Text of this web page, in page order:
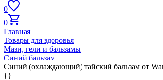
0
0
Главная
Товары для здоровья
Мази, гели и бальзамы
Синий бальзам
Синий (охлаждающий) тайский бальзам от
{}